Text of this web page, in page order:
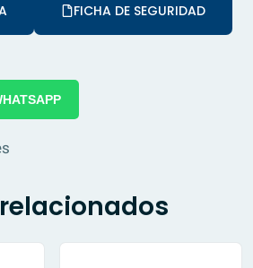
FICHA DE SEGURIDAD